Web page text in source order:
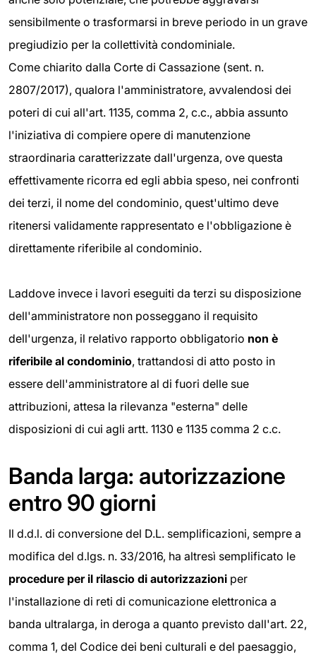
sensibilmente o trasformarsi in breve periodo in un grave
pregiudizio per la collettività condominiale.
Come chiarito dalla Corte di Cassazione (sent. n.
2807/2017), qualora l'amministratore, avvalendosi dei
poteri di cui all'art. 1135, comma 2, c.c., abbia assunto
l'iniziativa di compiere opere di manutenzione
straordinaria caratterizzate dall'urgenza, ove questa
effettivamente ricorra ed egli abbia speso, nei confronti
dei terzi, il nome del condominio, quest'ultimo deve
ritenersi validamente rappresentato e l'obbligazione è
direttamente riferibile al condominio.
Laddove invece i lavori eseguiti da terzi su disposizione
dell'amministratore non posseggano il requisito
dell'urgenza, il relativo rapporto obbligatorio non è
riferibile al condominio, trattandosi di atto posto in
essere dell'amministratore al di fuori delle sue
attribuzioni, attesa la rilevanza "esterna" delle
disposizioni di cui agli artt. 1130 e 1135 comma 2 c.c.
Banda larga: autorizzazione
entro 90 giorni
Il d.d.l. di conversione del D.L. semplificazioni, sempre a
modifica del d.lgs. n. 33/2016, ha altresì semplificato le
procedure per il rilascio di autorizzazioni per
l'installazione di reti di comunicazione elettronica a
banda ultralarga, in deroga a quanto previsto dall'art. 22,
comma 1, del Codice dei beni culturali e del paesaggio,